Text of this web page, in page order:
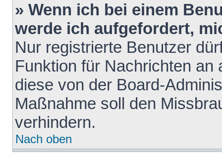
» Wenn ich bei einem
werde ich aufgefordert,
Nur registrierte Benutzer
Funktion für Nachrichten
diese von der Board-
Maßnahme soll den
verhindern.
Nach oben